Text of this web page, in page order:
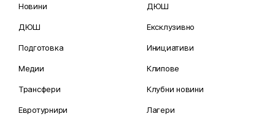
Новини
ДЮШ
Подготовка
Медии
Трансфери
Евротурнири
ДЮШ
Ексклузивно
Инициативи
Клипове
Клубни новини
Лагери